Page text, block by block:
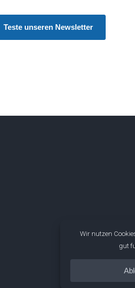
Teste unseren Newsletter